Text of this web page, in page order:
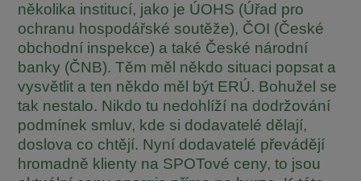
několika institucí, jako je ÚOHS (Úřad pro
ochranu hospodářské soutěže), ČOI (České
obchodní inspekce) a také České národní
banky (ČNB). Těm měl někdo situaci popsat a
vysvětlit a ten někdo měl být ERÚ. Bohužel se
tak nestalo. Nikdo tu nedohlíží na dodržování
podmínek smluv, kde si dodavatelé dělají,
doslova co chtějí. Nyní dodavatelé převádějí
hromadně klienty na SPOTové ceny, to jsou